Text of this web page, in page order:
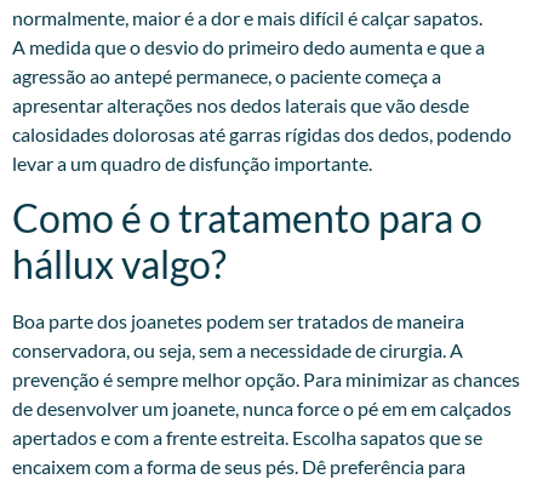
normalmente, maior é a dor e mais difícil é calçar sapatos.
A medida que o desvio do primeiro dedo aumenta e que a
agressão ao antepé permanece, o paciente começa a
apresentar alterações nos dedos laterais que vão desde
calosidades dolorosas até garras rígidas dos dedos, podendo
levar a um quadro de disfunção importante.
Como é o tratamento para o
hállux valgo?
Boa parte dos joanetes podem ser tratados de maneira
conservadora, ou seja, sem a necessidade de cirurgia. A
prevenção é sempre melhor opção. Para minimizar as chances
de desenvolver um joanete, nunca force o pé em em calçados
apertados e com a frente estreita. Escolha sapatos que se
encaixem com a forma de seus pés. Dê preferência para